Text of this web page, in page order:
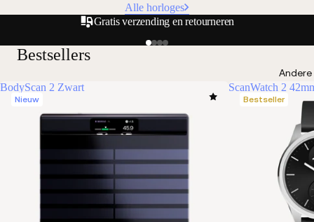
Alle horloges
Gratis verzending en retourneren
Bestsellers
BodyScan 2 Zwart
Nieuw
ScanWatch 2
Bestseller